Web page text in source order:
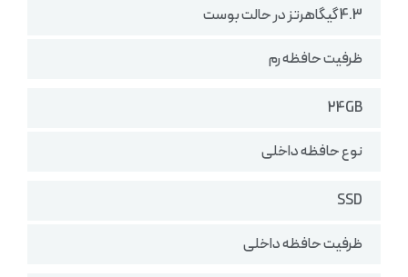
4.3 گیگاهرتز در حالت بوست
ظرفیت حافظه رم
24GB
نوع حافظه داخلی
SSD
ظرفیت حافظه داخلی